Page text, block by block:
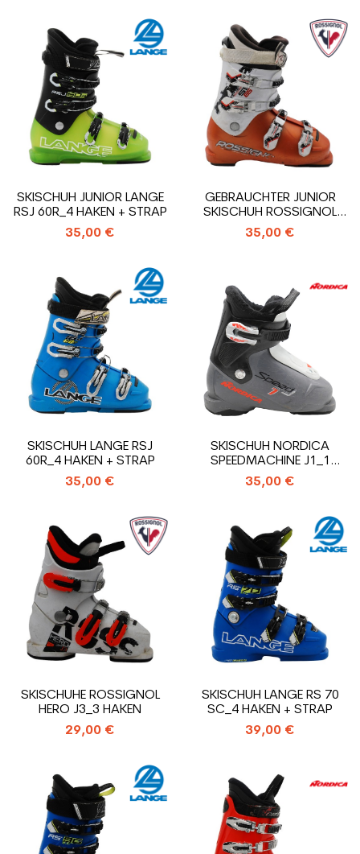
SKISCHUH JUNIOR LANGE
RSJ 60R_4 HAKEN + STRAP
35,00 €
GEBRAUCHTER JUNIOR
SKISCHUH ROSSIGNOL
RADICAL WC...
35,00 €
SKISCHUH LANGE RSJ
60R_4 HAKEN + STRAP
35,00 €
SKISCHUH NORDICA
SPEEDMACHINE J1_1
HAKEN
35,00 €
SKISCHUHE ROSSIGNOL
HERO J3_3 HAKEN
29,00 €
SKISCHUH LANGE RS 70
SC_4 HAKEN + STRAP
39,00 €